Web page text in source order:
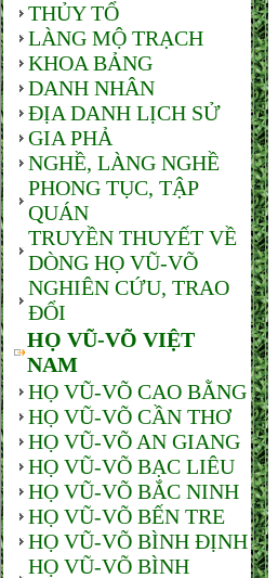
THỦY TỔ
LÀNG MỘ TRẠCH
KHOA BẢNG
DANH NHÂN
ĐỊA DANH LỊCH SỬ
GIA PHẢ
NGHỀ, LÀNG NGHỀ
PHONG TỤC, TẬP
QUÁN
TRUYỀN THUYẾT VỀ
DÒNG HỌ VŨ-VÕ
NGHIÊN CỨU, TRAO
ĐỔI
HỌ VŨ-VÕ VIỆT
NAM
HỌ VŨ-VÕ CAO BẰNG
HỌ VŨ-VÕ CẦN THƠ
HỌ VŨ-VÕ AN GIANG
HỌ VŨ-VÕ BẠC LIÊU
HỌ VŨ-VÕ BẮC NINH
HỌ VŨ-VÕ BẾN TRE
HỌ VŨ-VÕ BÌNH ĐỊNH
HỌ VŨ-VÕ BÌNH